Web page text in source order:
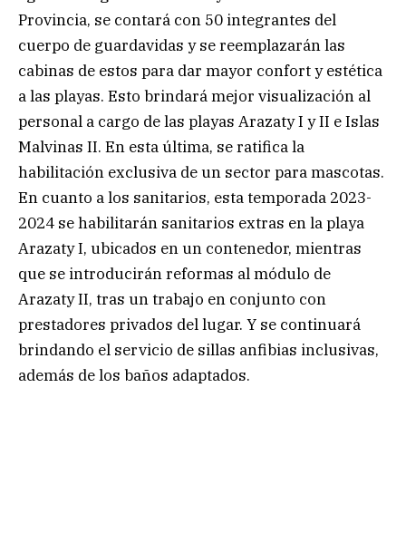
Provincia, se contará con 50 integrantes del
cuerpo de guardavidas y se reemplazarán las
cabinas de estos para dar mayor confort y estética
a las playas. Esto brindará mejor visualización al
personal a cargo de las playas Arazaty I y II e Islas
Malvinas II. En esta última, se ratifica la
habilitación exclusiva de un sector para mascotas.
En cuanto a los sanitarios, esta temporada 2023-
2024 se habilitarán sanitarios extras en la playa
Arazaty I, ubicados en un contenedor, mientras
que se introducirán reformas al módulo de
Arazaty II, tras un trabajo en conjunto con
prestadores privados del lugar. Y se continuará
brindando el servicio de sillas anfibias inclusivas,
además de los baños adaptados.